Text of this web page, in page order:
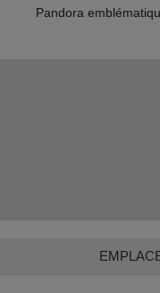
Pandora